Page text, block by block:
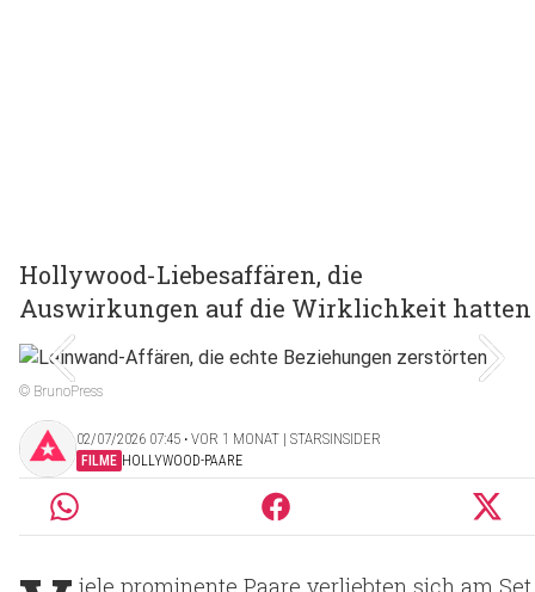
Hollywood-Liebesaffären, die
Auswirkungen auf die Wirklichkeit hatten
© BrunoPress
02/07/2026 07:45 ‧ VOR 1 MONAT | STARSINSIDER
FILME HOLLYWOOD-PAARE
iele prominente Paare verliebten sich am Set,